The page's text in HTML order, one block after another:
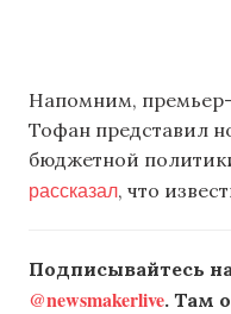
Напомним,
Тофан представил
бюджетной
рассказал, что
Подписывайтесь
@newsmakerlive. Там